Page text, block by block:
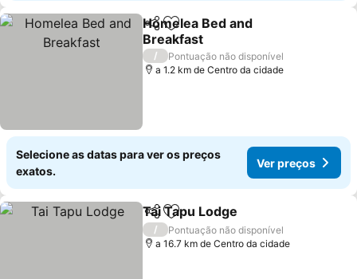
PartilharAdicionar aos favoritos
Homelea Bed and
Breakfast
Ver preços
/
Pontuação não disponível
a 1.2 km de Centro da cidade
Selecione as datas para ver os preços
exatos.
Ver preços
PartilharAdicionar aos favoritos
Tai Tapu Lodge
/
Pontuação não disponível
a 16.7 km de Centro da cidade